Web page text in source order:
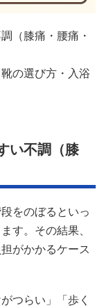
（膝痛・腰痛・
の選び方・入浴
い不調（膝
をのぼるといっ
す。その結果、
がかかるケース
つらい」「歩く